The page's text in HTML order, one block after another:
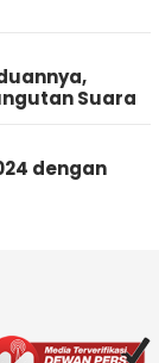
Suara
dengan